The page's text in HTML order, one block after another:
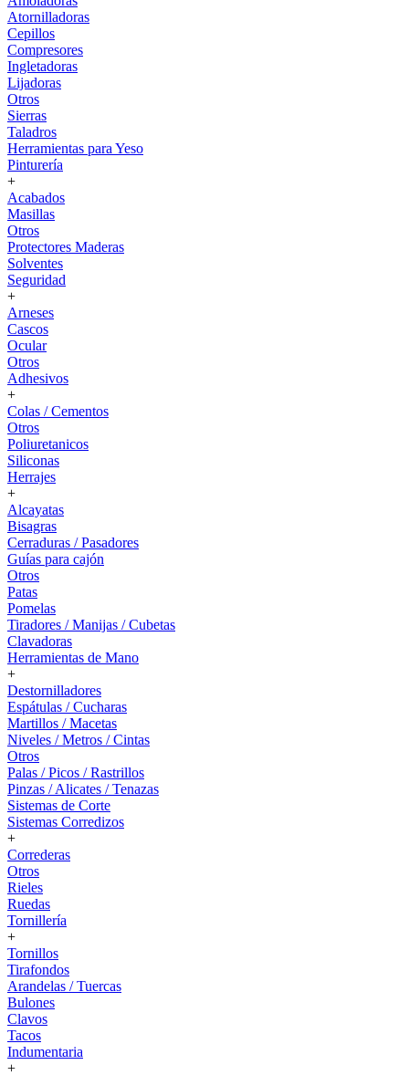
Atornilladoras
Cepillos
Compresores
Ingletadoras
Lijadoras
Otros
Sierras
Taladros
Herramientas para Yeso
Pinturería
+
Acabados
Masillas
Otros
Protectores Maderas
Solventes
Seguridad
+
Arneses
Cascos
Ocular
Otros
Adhesivos
+
Colas / Cementos
Otros
Poliuretanicos
Siliconas
Herrajes
+
Alcayatas
Bisagras
Cerraduras / Pasadores
Guías para cajón
Otros
Patas
Pomelas
Tiradores / Manijas / Cubetas
Clavadoras
Herramientas de Mano
+
Destornilladores
Espátulas / Cucharas
Martillos / Macetas
Niveles / Metros / Cintas
Otros
Palas / Picos / Rastrillos
Pinzas / Alicates / Tenazas
Sistemas de Corte
Sistemas Corredizos
+
Correderas
Otros
Rieles
Ruedas
Tornillería
+
Tornillos
Tirafondos
Arandelas / Tuercas
Bulones
Clavos
Tacos
Indumentaria
+